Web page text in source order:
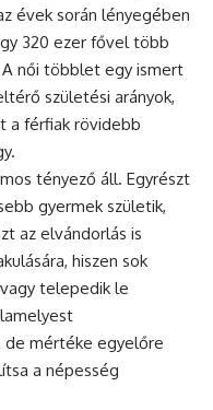
évek során lényegében
320 ezer fővel több
női többlet egy ismert
születési arányok,
a férfiak rövidebb
tényező áll. Egyrészt
gyermek születik,
az elvándorlás is
hiszen sok
telepedik le
de mértéke egyelőre
a népesség